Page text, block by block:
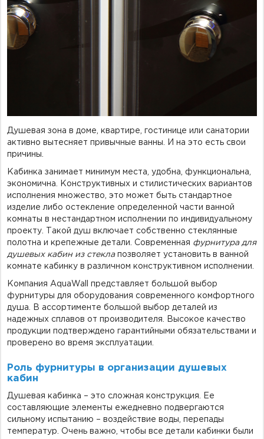
Фурнитура для душевых ограждений (распашная серия)
Двери межкомнатные цельностеклянные
Душевая зона в доме, квартире, гостинице или санатории
активно вытесняет привычные ванны. И на это есть свои
причины.
Кабинка занимает минимум места, удобна, функциональна,
экономична. Конструктивных и стилистических вариантов
исполнения множество, это может быть стандартное
изделие либо остекление определенной части ванной
комнаты в нестандартном исполнении по индивидуальному
проекту. Такой душ включает собственно стеклянные
полотна и крепежные детали. Современная фурнитура для
душевых кабин из стекла позволяет установить в ванной
комнате кабинку в различном конструктивном исполнении.
Компания AquaWall представляет большой выбор
фурнитуры для оборудования современного комфортного
душа. В ассортименте большой выбор деталей из
надежных сплавов от производителя. Высокое качество
продукции подтверждено гарантийными обязательствами и
проверено во время эксплуатации.
Роль фурнитуры в организации душевых
кабин
Душевая кабинка – это сложная конструкция. Ее
составляющие элементы ежедневно подвергаются
сильному испытанию – воздействие воды, перепады
температур. Очень важно, чтобы все детали кабинки были